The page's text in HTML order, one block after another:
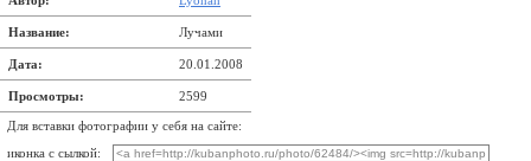
Название: Лучами
Дата: 20.01.2008
Просмотры: 2599
Для вставки фотографии у себя на сайте:
иконка с сылкой: